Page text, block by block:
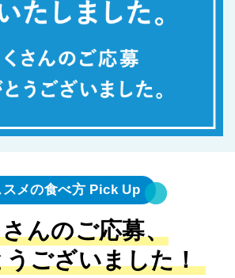
スメの食べ方 Pick Up
んのご応募、
ございました！